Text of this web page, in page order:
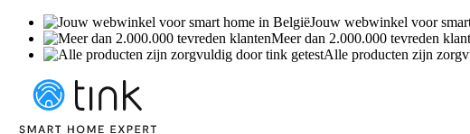
Jouw webwinkel voor
Meer dan 2.000.000 tevreden
Alle producten zijn